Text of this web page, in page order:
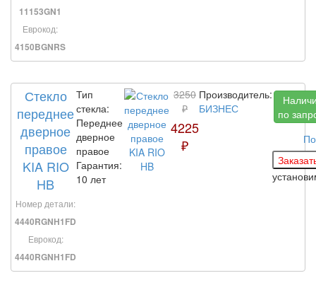
11153GN1
Еврокод:
4150BGNRS
Стекло
переднее
дверное
правое
KIA RIO
HB
Номер детали:
4440RGNH1FD
Еврокод:
4440RGNH1FD
Тип
стекла:
Переднее
дверное
правое
Гарантия:
10 лет
3250
₽
4225
₽
Производитель:
БИЗНЕС
по